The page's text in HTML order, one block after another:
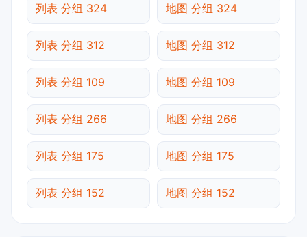
列表 分组 324 地图 分组 324
列表 分组 312 地图 分组 312
列表 分组 109 地图 分组 109
列表 分组 266 地图 分组 266
列表 分组 175 地图 分组 175
列表 分组 152 地图 分组 152